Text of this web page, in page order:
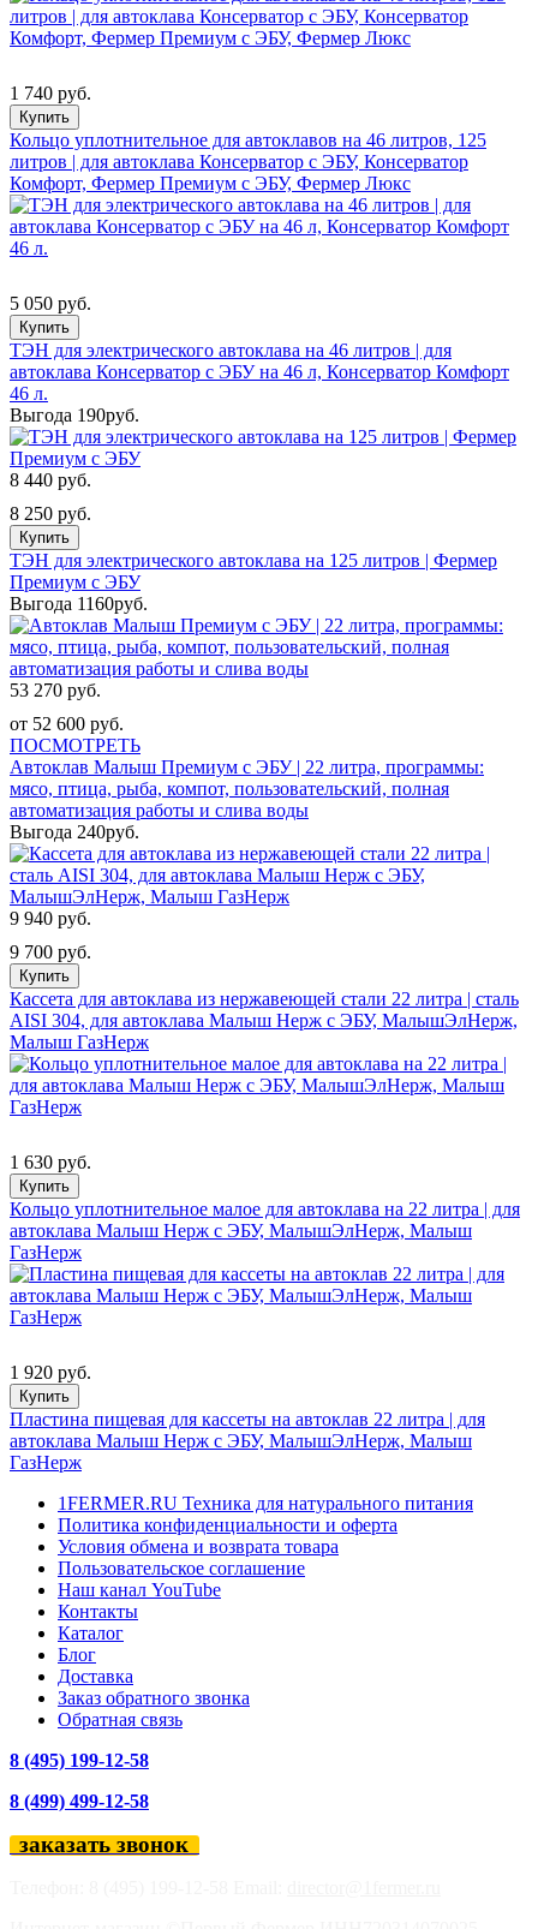
1 740 руб.
Купить
Кольцо уплотнительное для автоклавов на 46 литров, 125
литров | для автоклава Консерватор с ЭБУ, Консерватор
Комфорт, Фермер Премиум с ЭБУ, Фермер Люкс
5 050 руб.
Купить
ТЭН для электрического автоклава на 46 литров | для
автоклава Консерватор с ЭБУ на 46 л, Консерватор Комфорт
46 л.
Выгода 190руб.
8 250 руб.
8 440 руб.
Купить
ТЭН для электрического автоклава на 125 литров | Фермер
Премиум с ЭБУ
Выгода 1160руб.
от 52 600 руб.
53 270 руб.
ПОСМОТРЕТЬ
Автоклав Малыш Премиум с ЭБУ | 22 литра, программы:
мясо, птица, рыба, компот, пользовательский, полная
автоматизация работы и слива воды
Выгода 240руб.
9 700 руб.
9 940 руб.
Купить
Кассета для автоклава из нержавеющей стали 22 литра | сталь
AISI 304, для автоклава Малыш Нерж с ЭБУ, МалышЭлНерж,
Малыш ГазНерж
1 630 руб.
Купить
Кольцо уплотнительное малое для автоклава на 22 литра | для
автоклава Малыш Нерж с ЭБУ, МалышЭлНерж, Малыш
ГазНерж
1 920 руб.
Купить
Пластина пищевая для кассеты на автоклав 22 литра | для
автоклава Малыш Нерж с ЭБУ, МалышЭлНерж, Малыш
ГазНерж
1FERMER.RU Техника для натурального питания
Политика конфиденциальности и оферта
Условия обмена и возврата товара
Пользовательское соглашение
Наш канал YouTube
Контакты
Каталог
Блог
Доставка
Заказ обратного звонка
Обратная связь
8 (495) 199-12-58
8 (499) 499-12-58
заказать звонок